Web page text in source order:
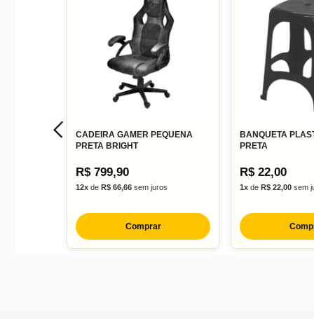
CADEIRA GAMER PEQUENA
PRETA BRIGHT
R$ 799,90
12x de R$ 66,66 sem juros
Comprar
BANQUETA
PRETA
R$ 22,00
1x de R$ 22,00 sem